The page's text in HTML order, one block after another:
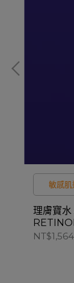
敏感
理膚寶
NT$1,564